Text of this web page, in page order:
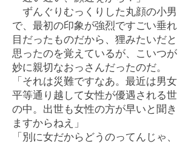
ずんぐりむっくりした丸顔の小男
で、最初の印象が強烈ですごい垂れ
目だったものだから、狸みたいだと
思ったのを覚えているが、こいつが
妙に親切なおっさんだったのだ。
「それは災難ですなあ。最近は男女
平等通り越して女性が優遇される世
の中。出世も女性の方が早いと聞き
ますからねえ」
「別に女だからどうのってんじゃ、